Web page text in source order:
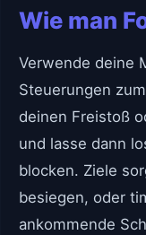
Wie man
Verwende deine
Steuerungen
deinen Freistoß
und lasse dann
blocken. Ziele
besiegen, oder
ankommende